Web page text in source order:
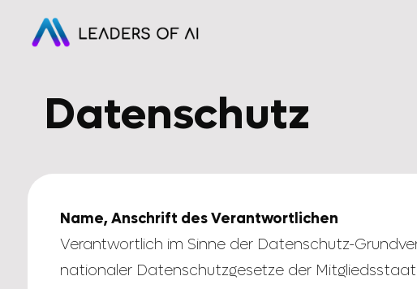
Datenschutz
Name, Anschrift des Verantwortlichen
Verantwortlich im Sinne der Datenschutz-
nationaler Datenschutzgesetze der